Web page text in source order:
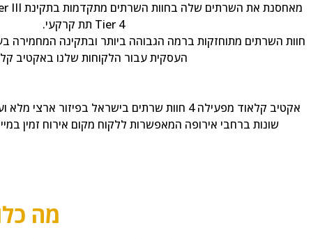
Tier 4 תת קרקעי.
חוות השרתים מתוחזקות ברמה הגבוהה ביותר ובתקינה המחמירה
העסקית עבור הלקוחות שלנו באקטיב
שונות ברחבי אירופה המאפשרות ללקוח מקום אירוח זמין
מה